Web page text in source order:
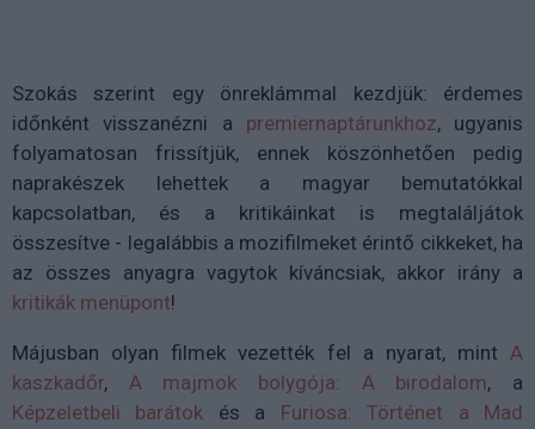
Szokás szerint egy önreklámmal kezdjük: érdemes
időnként visszanézni a premiernaptárunkhoz, ugyanis
folyamatosan frissítjük, ennek köszönhetően pedig
naprakészek lehettek a magyar bemutatókkal
kapcsolatban, és a kritikáinkat is megtaláljátok
összesítve - legalábbis a mozifilmeket érintő cikkeket, ha
az összes anyagra vagytok kíváncsiak, akkor irány a
kritikák menüpont!
Májusban olyan filmek vezették fel a nyarat, mint A
kaszkadőr, A majmok bolygója: A birodalom, a
Képzeletbeli barátok és a Furiosa: Történet a Mad